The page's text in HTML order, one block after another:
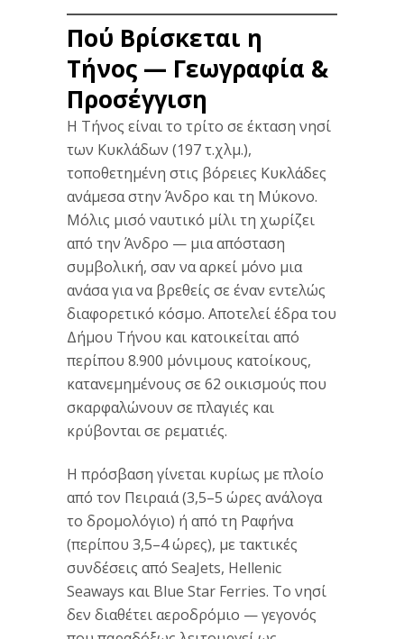
Πού Βρίσκεται η
Τήνος — Γεωγραφία &
Προσέγγιση
Η Τήνος είναι το τρίτο σε έκταση νησί
των Κυκλάδων (197 τ.χλμ.),
τοποθετημένη στις βόρειες Κυκλάδες
ανάμεσα στην Άνδρο και τη Μύκονο.
Μόλις μισό ναυτικό μίλι τη χωρίζει
από την Άνδρο — μια απόσταση
συμβολική, σαν να αρκεί μόνο μια
ανάσα για να βρεθείς σε έναν εντελώς
διαφορετικό κόσμο. Αποτελεί έδρα του
Δήμου Τήνου και κατοικείται από
περίπου 8.900 μόνιμους κατοίκους,
κατανεμημένους σε 62 οικισμούς που
σκαρφαλώνουν σε πλαγιές και
κρύβονται σε ρεματιές.
Η πρόσβαση γίνεται κυρίως με πλοίο
από τον Πειραιά (3,5–5 ώρες ανάλογα
το δρομολόγιο) ή από τη Ραφήνα
(περίπου 3,5–4 ώρες), με τακτικές
συνδέσεις από SeaJets, Hellenic
Seaways και Blue Star Ferries. Το νησί
δεν διαθέτει αεροδρόμιο — γεγονός